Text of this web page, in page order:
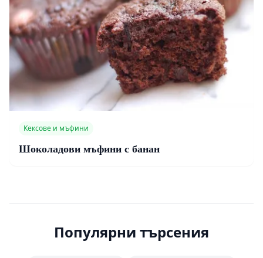
Кексове и мъфини
Шоколадови мъфини с банан
Популярни търсения